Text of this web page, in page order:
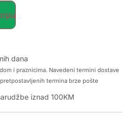
dana
i praznicima. Navedeni termini dostave
termina brze pošte
iznad 100KM